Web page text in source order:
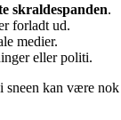
skraldespanden.
forladt ud.
medier.
eller politi.
sneen kan være nok